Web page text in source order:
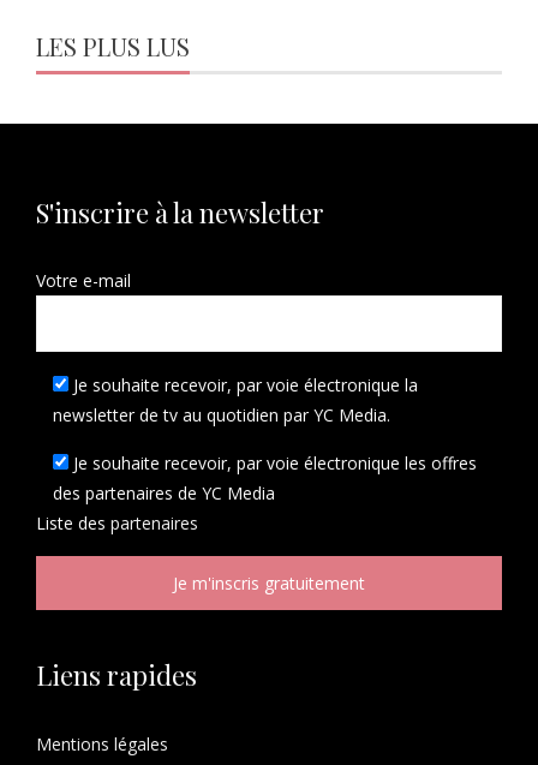
LES PLUS LUS
S'inscrire à la newsletter
Votre e-mail
Je souhaite recevoir, par voie électronique la
newsletter de tv au quotidien par YC Media.
Je souhaite recevoir, par voie électronique les offres
des partenaires de YC Media
Liste des partenaires
Liens rapides
Mentions légales